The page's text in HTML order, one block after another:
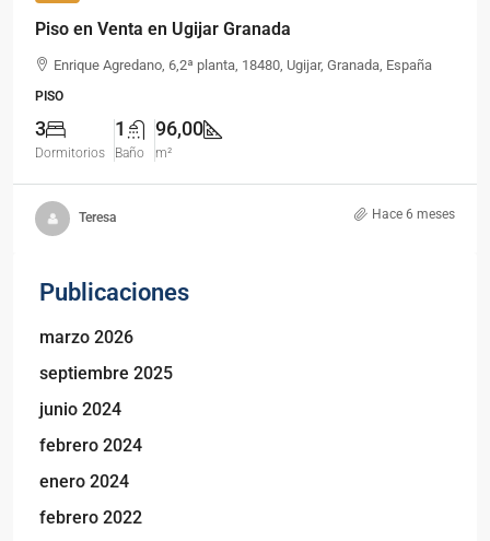
Piso en Venta en Ugijar Granada
Enrique Agredano, 6,2ª planta, 18480, Ugijar, Granada, España
PISO
3
Dormitorios
1
Baño
96,00
m²
Teresa Hace 6 meses
Publicaciones
marzo 2026
septiembre 2025
junio 2024
febrero 2024
enero 2024
febrero 2022